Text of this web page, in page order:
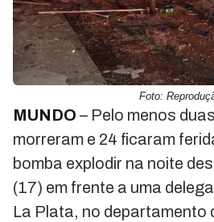
Foto:
MUNDO – Pelo menos
morreram e 24 ficaram
bomba explodir na noite
(17) em frente a uma
La Plata, no departamento